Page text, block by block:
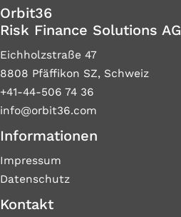
Orbit36
Risk Finance Solutions AG
Eichholzstraße 47
8808 Pfäffikon SZ, Schweiz
+41-44-506 74 36
info@orbit36.com
Informationen
Impressum
Datenschutz
Kontakt